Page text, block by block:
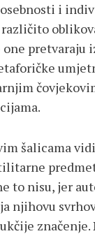
i
različito
one pretvaraju
šalicama
to nisu, jer
njihovu